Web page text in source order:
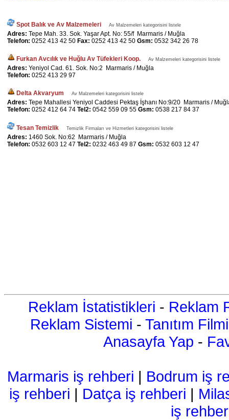
Spot Balık ve Av Malzemeleri Av Malzemeleri kategorisini listele
Adres: Tepe Mah. 33. Sok. Yaşar Apt. No: 55/f Marmaris / Muğla
Telefon: 0252 413 42 50 Fax: 0252 413 42 50 Gsm: 0532 342 26 78
Furkan Avcılık ve Huğlu Av Tüfekleri Koop. Av Malzemeleri kategorisini listele
Adres: Yeniyol Cad. 61. Sok. No:2 Marmaris / Muğla
Telefon: 0252 413 29 97
Delta Akvaryum Av Malzemeleri kategorisini listele
Adres: Tepe Mahallesi Yeniyol Caddesi Pektaş İşhanı No:9/20 Marmaris /
Telefon: 0252 412 64 74 Tel2: 0542 559 09 55 Gsm: 0538 217 84 37
Tesan Temizlik Temizlik Firmaları ve Hizmetleri kategorisini listele
Adres: 1460 Sok. No:62 Marmaris / Muğla
Telefon: 0532 603 12 47 Tel2: 0232 463 49 87 Gsm: 0532 603 12 47
Reklam İstatistikleri - Reklam
Reklam Sistemi - Tanıtım Filmi
Anasayfa Yap -
Marmaris iş rehberi | Bodrum iş
iş rehberi | Datça iş rehberi |
iş